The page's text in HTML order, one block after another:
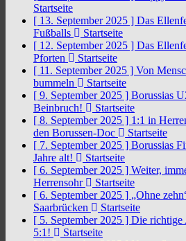
Startseite
[ 13. September 2025 ] Das
Fußballs
Startseite
[ 12. September 2025 ] Das
Pforten
Startseite
[ 11. September 2025 ] Von
bummeln
Startseite
[ 9. September 2025 ] Borussias
Beinbruch!
Startseite
[ 8. September 2025 ] 1:1 in
den Borussen-Doc
Startseite
[ 7. September 2025 ] Borussias
Jahre alt!
Startseite
[ 6. September 2025 ] Weiter,
Herrensohr
Startseite
[ 6. September 2025 ] „Ohne
Saarbrücken
Startseite
[ 5. September 2025 ] Die richtige
5:1!
Startseite